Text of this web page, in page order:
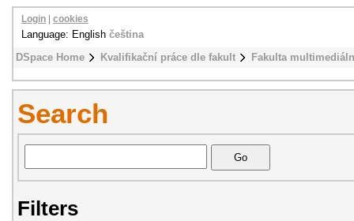
DSpace Home Kvalifikační práce dle fakult Fakulta
Login cookies
Language: English čeština
Search
Filters